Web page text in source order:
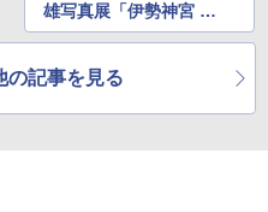
雄写真展「伊勢神宮 イ
タリア・モスクワ」
の記事を見る